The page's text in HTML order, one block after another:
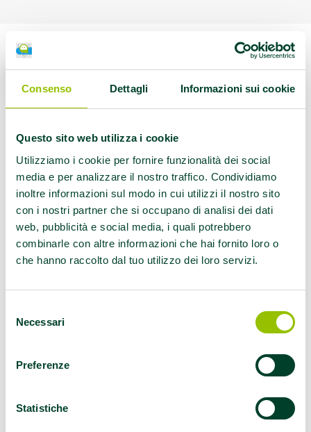
Consenso Dettagli Informazioni sui cookie
Questo sito web utilizza i cookie
Utilizziamo i cookie per fornire funzionalità dei social
media e per analizzare il nostro traffico. Condividiamo
inoltre informazioni sul modo in cui utilizzi il nostro sito
con i nostri partner che si occupano di analisi dei dati
web, pubblicità e social media, i quali potrebbero
combinarle con altre informazioni che hai fornito loro o
che hanno raccolto dal tuo utilizzo dei loro servizi.
delNecessari
Preferenze
Statistiche
Regionale di Palestre che promuovono Salute
e Attività Motoria Adattata per diverse realtà
nella Regione Emilia-Romagna:
“Iscrizione all’Elenco Regionale di Palestre e
Associazioni Sportive che promuovono
Salute della Palestra“Power Line ASD” di
Finale Emilia(MO), ai sensi della D.G.R. n.
Associazioni Sportive che promuovono
Castelnuovo Rangone
(MO), ai sensi
“Iscrizione all’Elenco Regionale di Palestre e
Associazioni Sportive che promuovono